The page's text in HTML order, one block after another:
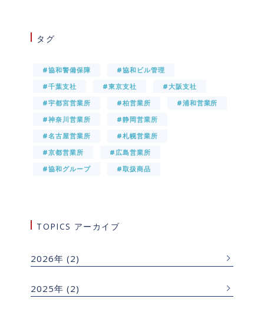
タグ
#協和警備保障
#協和ビル管理
#千葉支社
#東京支社
#大阪支社
#宇都宮営業所
#柏営業所
#浦和営業所
#神奈川営業所
#静岡営業所
#名古屋営業所
#札幌営業所
#京都営業所
#広島営業所
#協和グループ
#取扱商品
TOPICS アーカイブ
2026年 (2)
2025年 (2)